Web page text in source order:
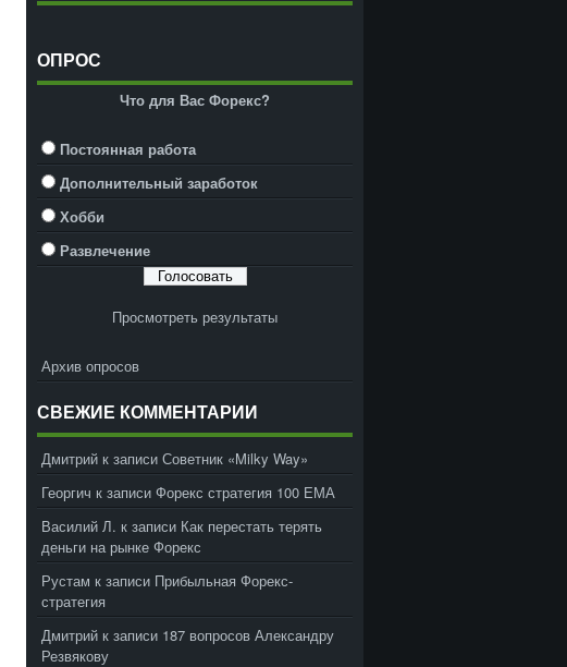
ОПРОС
Что для Вас Форекс?
Постоянная работа
Дополнительный заработок
Хобби
Развлечение
Просмотреть результаты
Архив опросов
СВЕЖИЕ КОММЕНТАРИИ
Дмитрий к записи Советник «Milky Way»
Георгич к записи Форекс стратегия 100 ЕМА
Василий Л. к записи Как перестать терять
деньги на рынке Форекс
Рустам к записи Прибыльная Форекс-
стратегия
Дмитрий к записи 187 вопросов Александру
Резвякову